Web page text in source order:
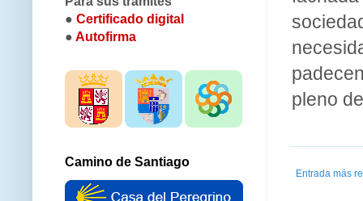
pleno
Entrada más
● Certificado digital
● Autofirma
Camino de Santiago